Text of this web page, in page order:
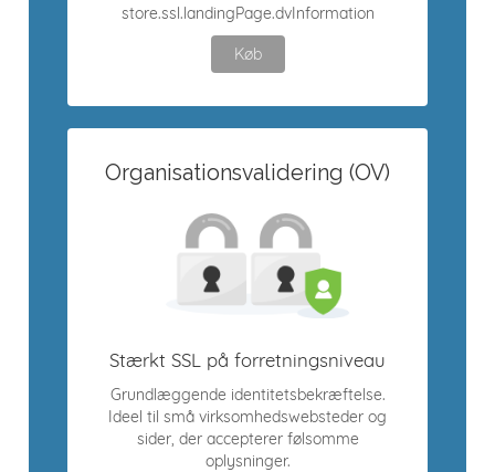
store.ssl.landingPage.dvInformation
Køb
Organisationsvalidering (OV)
Stærkt SSL på forretningsniveau
Grundlæggende identitetsbekræftelse.
Ideel til små virksomhedswebsteder og
sider, der accepterer følsomme
oplysninger.